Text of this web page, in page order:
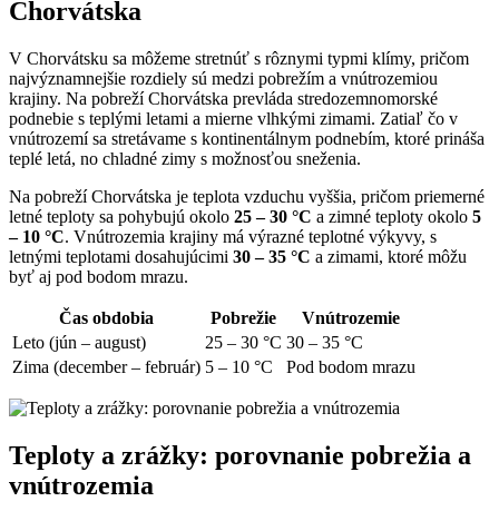
Chorvátska
V Chorvátsku sa môžeme stretnúť s rôznymi typmi klímy, pričom
najvýznamnejšie rozdiely sú medzi pobrežím a vnútrozemiou
krajiny. Na pobreží Chorvátska prevláda stredozemnomorské
podnebie s teplými letami a mierne vlhkými zimami. Zatiaľ čo v
vnútrozemí sa stretávame s kontinentálnym podnebím, ktoré prináša
teplé letá, no chladné zimy s možnosťou sneženia.
Na pobreží Chorvátska je teplota vzduchu vyššia, pričom priemerné
letné teploty sa pohybujú okolo 25 – 30 °C a zimné teploty okolo 5
– 10 °C. Vnútrozemia krajiny má výrazné teplotné výkyvy, s
letnými teplotami dosahujúcimi 30 – 35 °C a zimami, ktoré môžu
byť aj pod bodom mrazu.
Čas obdobia Pobrežie
Vnútrozemie
Leto (jún – august)
25 – 30 °C 30 – 35 °C
Zima (december – február) 5 – 10 °C Pod bodom mrazu
Teploty a zrážky: porovnanie pobrežia a
vnútrozemia